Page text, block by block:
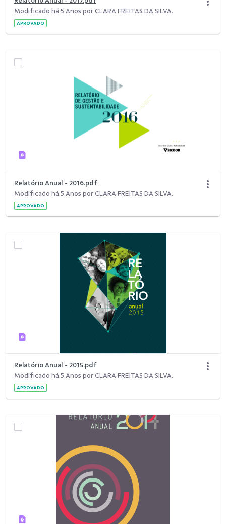
Modificado há 5 Anos por CLARA FREITAS DA SILVA.
APROVADO
Relatório Anual - 2016.pdf
Modificado há 5 Anos por CLARA FREITAS DA SILVA.
APROVADO
Relatório Anual - 2015.pdf
Modificado há 5 Anos por CLARA FREITAS DA SILVA.
APROVADO